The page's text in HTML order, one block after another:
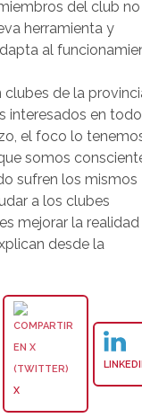
del club no
herramienta y
al
de la
interesados en
el foco lo
somos
sufren los mismos
a los clubes
mejorar la
desde la
X